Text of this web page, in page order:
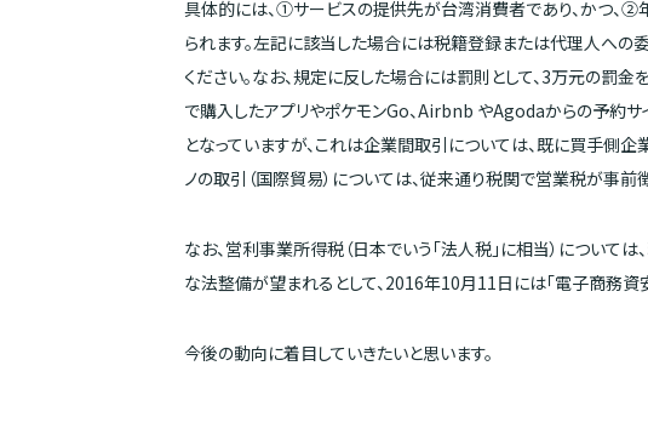
具体的には、①サービスの提供先が台湾消費者であり、かつ
られます。左記に該当した場合には税籍登録または代理人への
ください。なお、規定に反した場合には罰則として、3万元の罰
で購入したアプリやポケモンGo、Airbnb やAgodaからの予約
となっていますが、これは企業間取引については、既に買手側
ノの取引（国際貿易）については、従来通り税関で営業税が事前
なお、営利事業所得税（日本でいう「法人税」に相当）について
な法整備が望まれるとして、2016年10月11日には「電子商務
今後の動向に着目していきたいと思います。